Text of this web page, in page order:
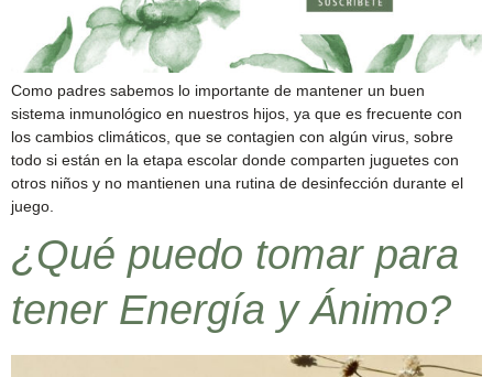
Como padres sabemos lo importante de mantener un buen
sistema inmunológico en nuestros hijos, ya que es frecuente con
los cambios climáticos, que se contagien con algún virus, sobre
todo si están en la etapa escolar donde comparten juguetes con
otros niños y no mantienen una rutina de desinfección durante el
juego.
¿Qué puedo tomar para
tener Energía y Ánimo?